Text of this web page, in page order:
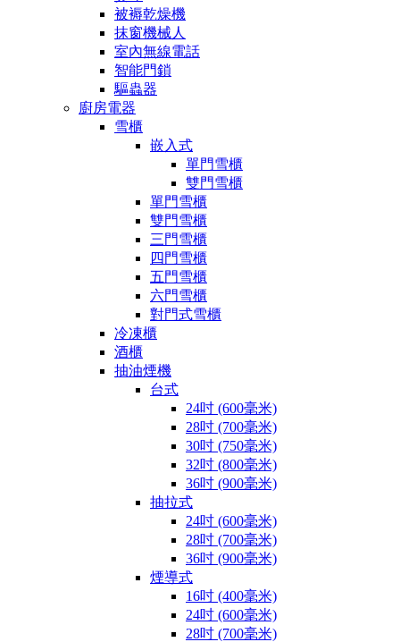
被褥乾燥機
抹窗機械人
室內無線電話
智能門鎖
驅蟲器
廚房電器
雪櫃
嵌入式
單門雪櫃
雙門雪櫃
單門雪櫃
雙門雪櫃
三門雪櫃
四門雪櫃
五門雪櫃
六門雪櫃
對門式雪櫃
冷凍櫃
酒櫃
抽油煙機
台式
24吋 (600毫米)
28吋 (700毫米)
30吋 (750毫米)
32吋 (800毫米)
36吋 (900毫米)
抽拉式
24吋 (600毫米)
28吋 (700毫米)
36吋 (900毫米)
煙導式
16吋 (400毫米)
24吋 (600毫米)
28吋 (700毫米)